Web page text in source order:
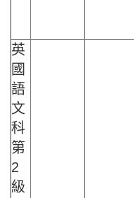
英
國
語
文
科
第
2
級